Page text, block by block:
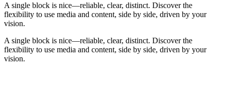
A single block is nice—reliable, clear, distinct. Discover the
flexibility to use media and content, side by side, driven by your
vision.
A single block is nice—reliable, clear, distinct. Discover the
flexibility to use media and content, side by side, driven by your
vision.